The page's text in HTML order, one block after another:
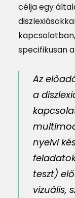
célja egy
specifikusan
Az
a
nyelvi
teszt)
vizuális,